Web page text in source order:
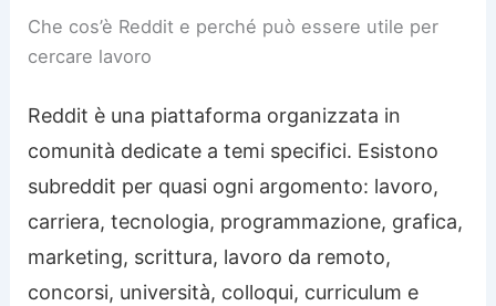
Che cos’è Reddit e perché può essere utile per
cercare lavoro
Reddit è una piattaforma organizzata in
comunità dedicate a temi specifici. Esistono
subreddit per quasi ogni argomento: lavoro,
carriera, tecnologia, programmazione, grafica,
marketing, scrittura, lavoro da remoto,
concorsi, università, colloqui, curriculum e